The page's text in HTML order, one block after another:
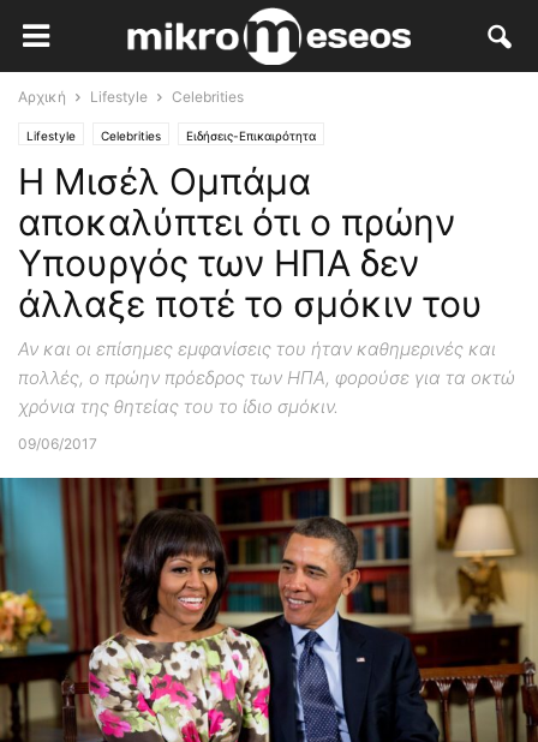
Αρχική Lifestyle Celebrities
Lifestyle Celebrities Ειδήσεις-Επικαιρότητα
Η Μισέλ Ομπάμα
αποκαλύπτει ότι ο πρώην
Υπουργός των ΗΠΑ δεν
άλλαξε ποτέ το σμόκιν του
Αν και οι επίσημες εμφανίσεις του ήταν καθημερινές και
πολλές, ο πρώην πρόεδρος των ΗΠΑ, φορούσε για τα οκτώ
χρόνια της θητείας του το ίδιο σμόκιν.
09/06/2017